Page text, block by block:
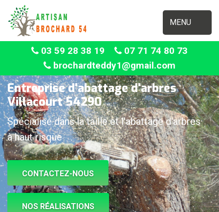
MENU
03 59 28 38 19
07 71 74 80 73
brochardteddy1@gmail.com
Entreprise d'abattage d'arbres
Villacourt 54290
Spécialisé dans la taille et l'abattage d'arbres
à haut risque
CONTACTEZ-NOUS
NOS RÉALISATIONS